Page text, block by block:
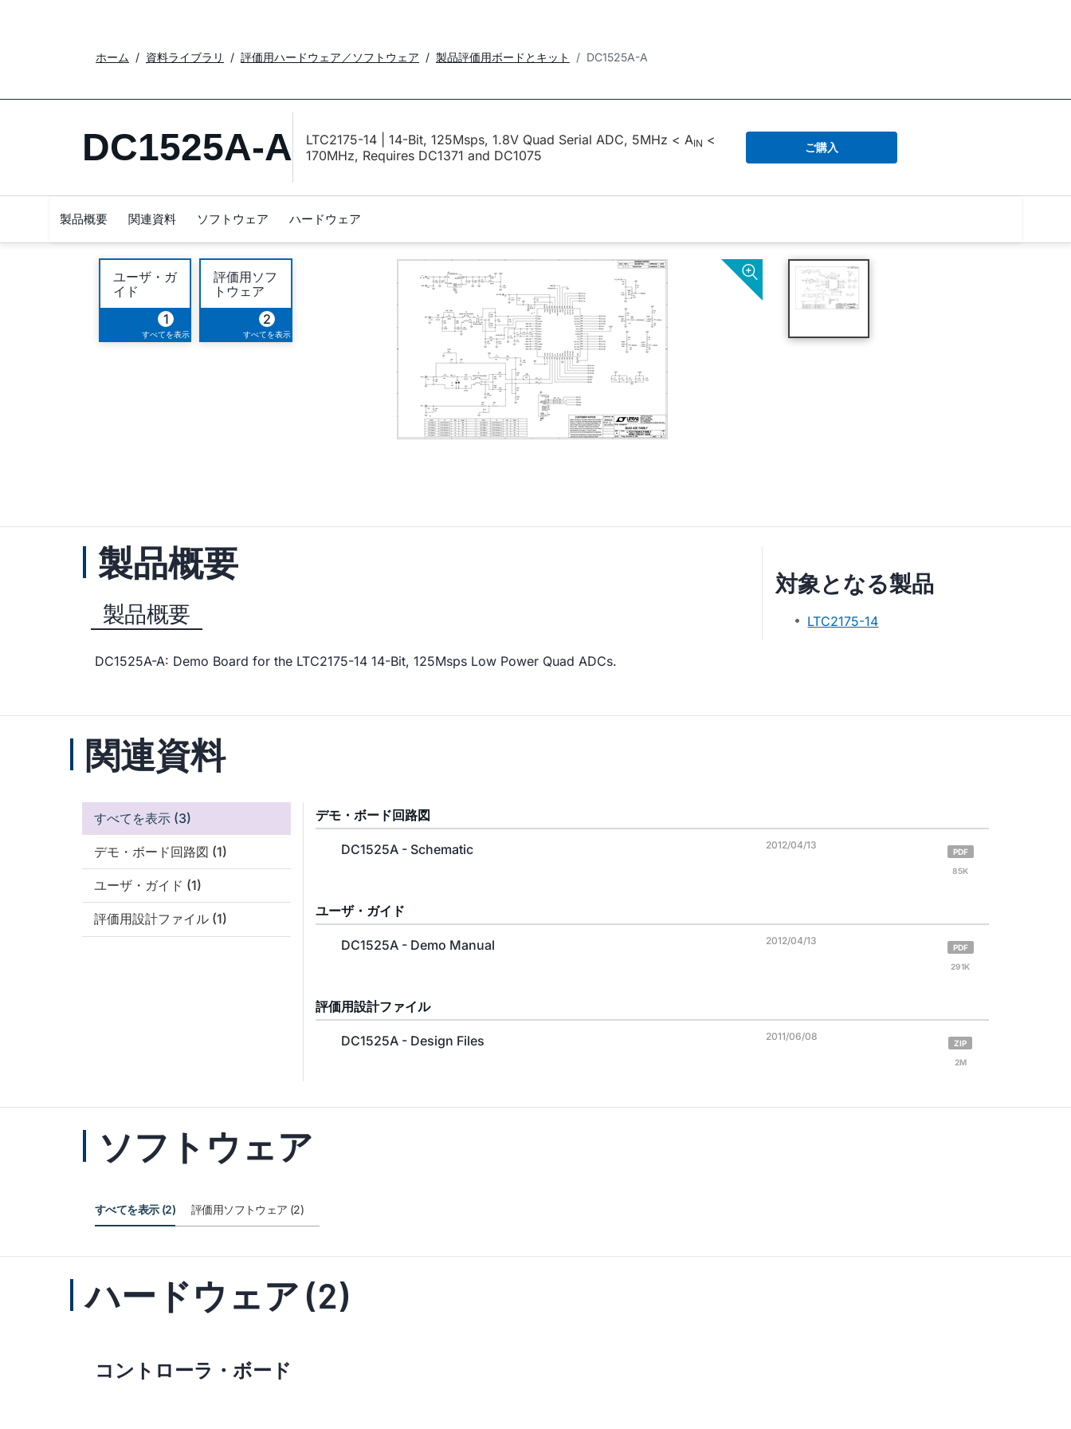
ホーム 資料ライブラリ 評価用ハードウェア／ソフトウェア 製品評価用ボードとキット DC1525A-A
DC1525A-A LTC2175-14 | 14-Bit, 125Msps, 1.8V Quad Serial ADC, 5MHz < AIN <
170MHz, Requires DC1371 and DC1075
ご購入
製品概要 関連資料 ソフトウェア ハードウェア
ユーザ・ガ
イド
1
すべてを表示
評価用ソフ
トウェア
2
すべてを表示
製品概要
製品概要
DC1525A-A: Demo Board for the LTC2175-14 14-Bit, 125Msps Low Power Quad ADCs.
対象となる製品
LTC2175-14
関連資料
すべてを表示 (3)
デモ・ボード回路図 (1)
ユーザ・ガイド (1)
評価用設計ファイル (1)
デモ・ボード回路図
DC1525A - Schematic 2012/04/13
PDF
85K
ユーザ・ガイド
DC1525A - Demo Manual 2012/04/13
PDF
291K
評価用設計ファイル
DC1525A - Design Files 2011/06/08
ZIP
2M
ソフトウェア
すべてを表示 (2) 評価用ソフトウェア (2)
ハードウェア (2)
コントローラ・ボード